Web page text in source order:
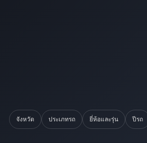
จังหวัด ประเภทรถ ยี่ห้อและรุ่น ปีรถ